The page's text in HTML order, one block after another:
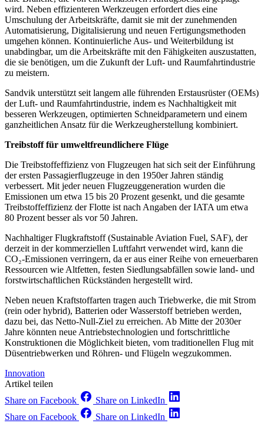
wird. Neben effizienteren Werkzeugen erfordert dies eine
Umschulung der Arbeitskräfte, damit sie mit der zunehmenden
Automatisierung, Digitalisierung und neuen Fertigungsmethoden
umgehen können. Kontinuierliche Aus- und Weiterbildung ist
unabdingbar, um die Arbeitskräfte mit den Fähigkeiten auszustatten,
die sie benötigen, um die Zukunft der Luft- und Raumfahrtindustrie
zu meistern.
Sandvik unterstützt seit langem alle führenden Erstausrüster (OEMs)
der Luft- und Raumfahrtindustrie, indem es Nachhaltigkeit mit
besseren Werkzeugen, optimierten Schneidparametern und einem
ganzheitlichen Ansatz für die Werkzeugherstellung kombiniert.
Treibstoff für umweltfreundlichere Flüge
Die Treibstoffeffizienz von Flugzeugen hat sich seit der Einführung
der ersten Passagierflugzeuge in den 1950er Jahren ständig
verbessert. Mit jeder neuen Flugzeuggeneration wurden die
Emissionen um etwa 15 bis 20 Prozent gesenkt, und die gesamte
Treibstoffeffizienz der Flotte ist nach Angaben der IATA um etwa
80 Prozent besser als vor 50 Jahren.
Nachhaltiger Flugkraftstoff (Sustainable Aviation Fuel, SAF), der
derzeit in der kommerziellen Luftfahrt verwendet wird, kann die
CO₂-Emissionen verringern, da er aus einer Reihe von erneuerbaren
Ressourcen wie Altfetten, festen Siedlungsabfällen sowie land- und
forstwirtschaftlichen Rückständen hergestellt wird.
Neben neuen Kraftstoffarten tragen auch Triebwerke, die mit Strom
(rein oder hybrid), Batterien oder Wasserstoff betrieben werden,
dazu bei, das Netto-Null-Ziel zu erreichen. Ab Mitte der 2030er
Jahre könnten neue Antriebstechnologien und fortschrittliche
Konstruktionen die Möglichkeit bieten, vom traditionellen Flug mit
Düsentriebwerken und Röhren- und Flügeln wegzukommen.
Innovation
Artikel teilen
Share on Facebook
Share on LinkedIn
Share on Facebook
Share on LinkedIn